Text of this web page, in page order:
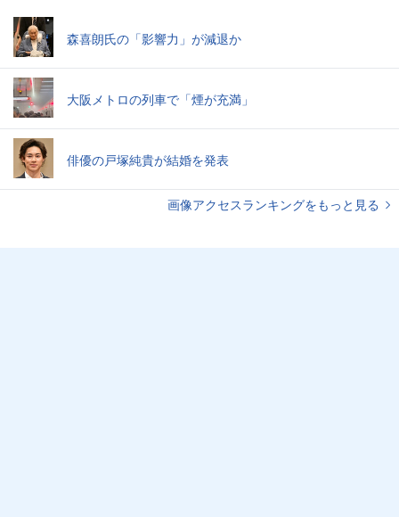
森喜朗氏の「影響力」が減退か
大阪メトロの列車で「煙が充満」
俳優の戸塚純貴が結婚を発表
画像アクセスランキングをもっと見る